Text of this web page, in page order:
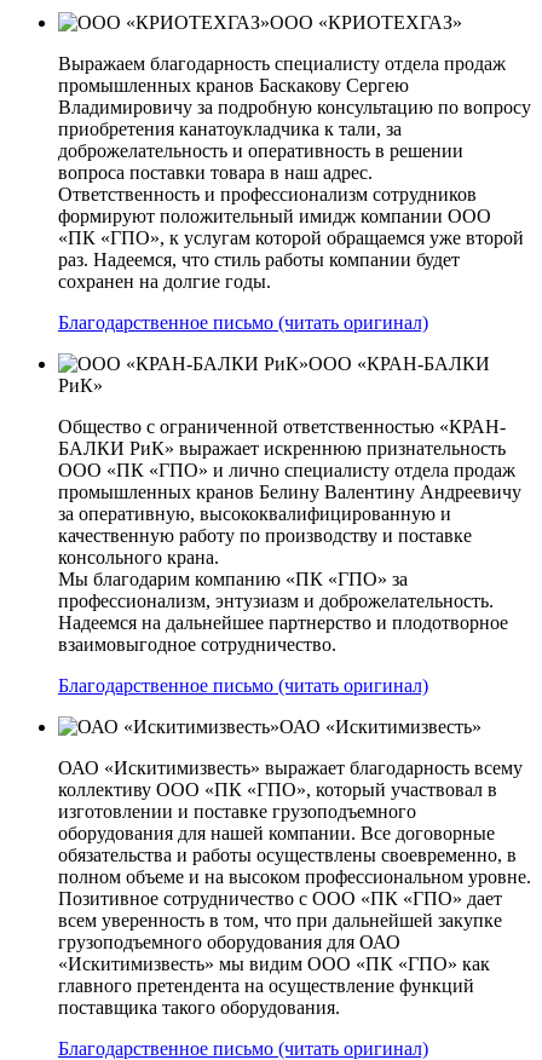
ООО «КРИОТЕХГАЗ»
Выражаем благодарность специалисту отдела продаж
промышленных кранов Баскакову Сергею
Владимировичу за подробную консультацию по вопросу
приобретения канатоукладчика к тали, за
доброжелательность и оперативность в решении
вопроса поставки товара в наш адрес.
Ответственность и профессионализм сотрудников
формируют положительный имидж компании ООО
«ПК «ГПО», к услугам которой обращаемся уже второй
раз. Надеемся, что стиль работы компании будет
сохранен на долгие годы.
Благодарственное письмо (читать оригинал)
ООО «КРАН-БАЛКИ
РиК»
Общество с ограниченной ответственностью «КРАН-
БАЛКИ РиК» выражает искреннюю признательность
ООО «ПК «ГПО» и лично специалисту отдела продаж
промышленных кранов Белину Валентину Андреевичу
за оперативную, высококвалифицированную и
качественную работу по производству и поставке
консольного крана.
Мы благодарим компанию «ПК «ГПО» за
профессионализм, энтузиазм и доброжелательность.
Надеемся на дальнейшее партнерство и плодотворное
взаимовыгодное сотрудничество.
Благодарственное письмо (читать оригинал)
ОАО «Искитимизвесть»
ОАО «Искитимизвесть» выражает благодарность всему
коллективу ООО «ПК «ГПО», который участвовал в
изготовлении и поставке грузоподъемного
оборудования для нашей компании. Все договорные
обязательства и работы осуществлены своевременно, в
полном объеме и на высоком профессиональном уровне.
Позитивное сотрудничество с ООО «ПК «ГПО» дает
всем уверенность в том, что при дальнейшей закупке
грузоподъемного оборудования для ОАО
«Искитимизвесть» мы видим ООО «ПК «ГПО» как
главного претендента на осуществление функций
поставщика такого оборудования.
Благодарственное письмо (читать оригинал)